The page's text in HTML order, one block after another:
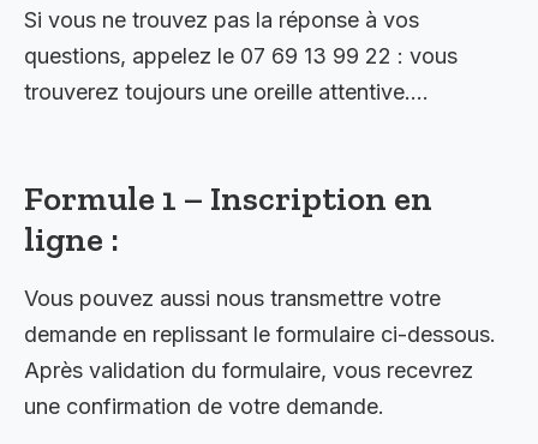
Si vous ne trouvez pas la réponse à vos
questions, appelez le 07 69 13 99 22 : vous
trouverez toujours une oreille attentive….
Formule 1 – Inscription en
ligne :
Vous pouvez aussi nous transmettre votre
demande en replissant le formulaire ci-dessous.
Après validation du formulaire, vous recevrez
une confirmation de votre demande.